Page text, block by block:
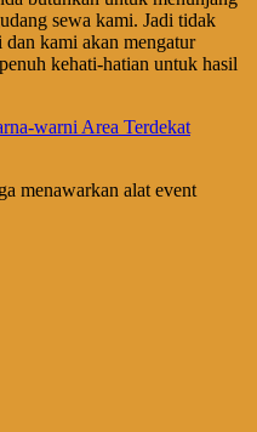
sewa kami. Jadi tidak
kami akan mengatur
kehati-hatian untuk hasil
menawarkan alat event